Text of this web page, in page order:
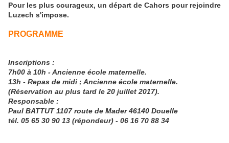
Pour les plus courageux, un départ de Cahors pour rejoindre
Luzech s'impose.
PROGRAMME
Inscriptions :
7h00 à 10h - Ancienne école maternelle.
13h - Repas de midi ; Ancienne école maternelle.
(Réservation au plus tard le 20 juillet 2017).
Responsable :
Paul BATTUT 1107 route de Mader 46140 Douelle
tél. 05 65 30 90 13 (répondeur) - 06 16 70 88 34